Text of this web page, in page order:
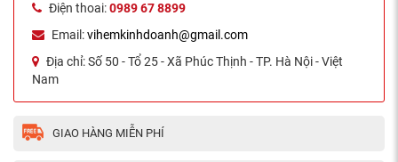
Điện thoai:0989 67 8899
Email:vihemkinhdoanh@gmail.com
Địa chỉ:Số 50 - Tổ 25 - Xã Phúc Thịnh - TP. Hà Nội - Việt
Nam
GIAO HÀNG MIỄN PHÍ